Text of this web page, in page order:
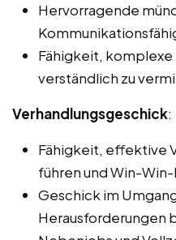
Hervorragende
Fähigkeit,
verständlich zu
Verhandlungsgeschick:
Fähigkeit, effektive
führen und Win-
Geschick im
Herausforderungen